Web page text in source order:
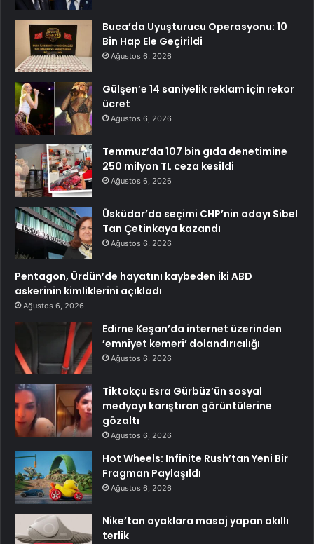
Buca’da Uyuşturucu Operasyonu: 10
Bin Hap Ele Geçirildi
Ağustos 6, 2026
Gülşen’e 14 saniyelik reklam için rekor
ücret
Ağustos 6, 2026
Temmuz’da 107 bin gıda denetimine
250 milyon TL ceza kesildi
Ağustos 6, 2026
Üsküdar’da seçimi CHP’nin adayı Sibel
Tan Çetinkaya kazandı
Ağustos 6, 2026
Pentagon, Ürdün’de hayatını kaybeden iki ABD
askerinin kimliklerini açıkladı
Ağustos 6, 2026
Edirne Keşan’da internet üzerinden
’emniyet kemeri’ dolandırıcılığı
Ağustos 6, 2026
Tiktokçu Esra Gürbüz’ün sosyal
medyayı karıştıran görüntülerine
gözaltı
Ağustos 6, 2026
Hot Wheels: Infinite Rush’tan Yeni Bir
Fragman Paylaşıldı
Ağustos 6, 2026
Nike’tan ayaklara masaj yapan akıllı
terlik